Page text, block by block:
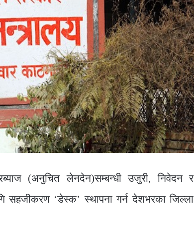
(अनुचित लेनदेन)सम्बन्धी उजुरी, निवेदन र
सहजीकरण ‘डेस्क’ स्थापना गर्न देशभरका जिल्ला